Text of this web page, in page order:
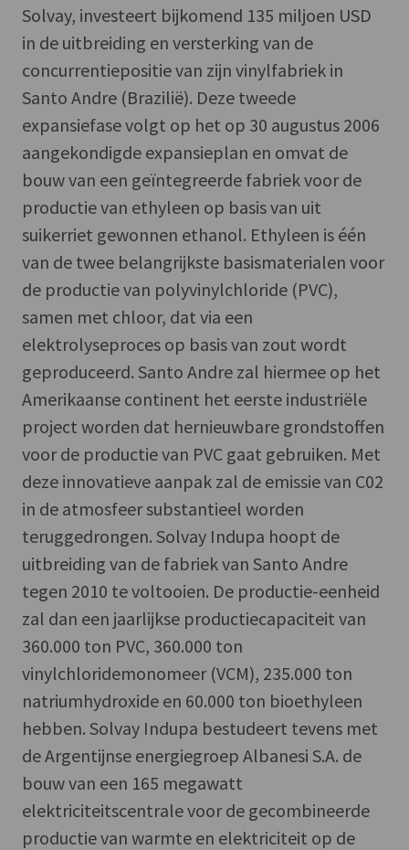
Solvay, investeert bijkomend 135 miljoen USD
in de uitbreiding en versterking van de
concurrentiepositie van zijn vinylfabriek in
Santo Andre (Brazilië). Deze tweede
expansiefase volgt op het op 30 augustus 2006
aangekondigde expansieplan en omvat de
bouw van een geïntegreerde fabriek voor de
productie van ethyleen op basis van uit
suikerriet gewonnen ethanol. Ethyleen is één
van de twee belangrijkste basismaterialen voor
de productie van polyvinylchloride (PVC),
samen met chloor, dat via een
elektrolyseproces op basis van zout wordt
geproduceerd. Santo Andre zal hiermee op het
Amerikaanse continent het eerste industriële
project worden dat hernieuwbare grondstoffen
voor de productie van PVC gaat gebruiken. Met
deze innovatieve aanpak zal de emissie van C02
in de atmosfeer substantieel worden
teruggedrongen. Solvay Indupa hoopt de
uitbreiding van de fabriek van Santo Andre
tegen 2010 te voltooien. De productie-eenheid
zal dan een jaarlijkse productiecapaciteit van
360.000 ton PVC, 360.000 ton
vinylchloridemonomeer (VCM), 235.000 ton
natriumhydroxide en 60.000 ton bioethyleen
hebben. Solvay Indupa bestudeert tevens met
de Argentijnse energiegroep Albanesi S.A. de
bouw van een 165 megawatt
elektriciteitscentrale voor de gecombineerde
productie van warmte en elektriciteit op de